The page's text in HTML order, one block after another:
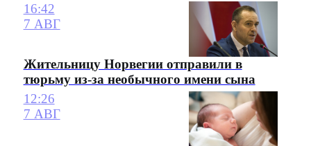
16:42
7 АВГ
Жительницу Норвегии отправили в
тюрьму из-за необычного имени сына
12:26
7 АВГ